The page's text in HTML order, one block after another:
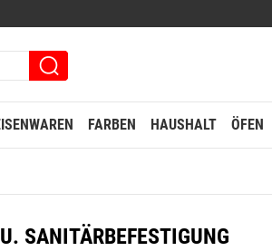
FARBEN HAUSHALT ÖFEN
SANITÄRBEFESTIGUNG